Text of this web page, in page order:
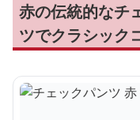
赤の伝統的なチ
ツでクラシック